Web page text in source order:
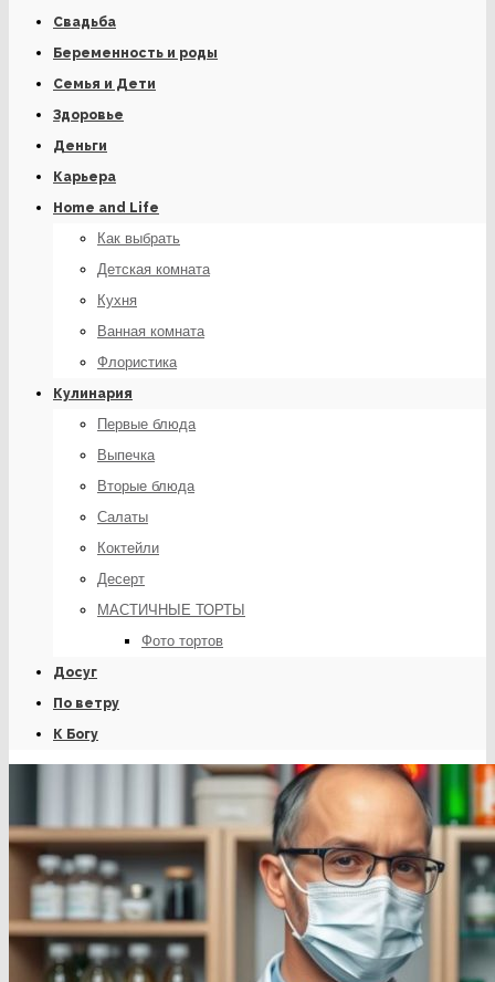
Свадьба
Беременность и роды
Семья и Дети
Здоровье
Деньги
Карьера
Home and Life
Как выбрать
Детская комната
Кухня
Ванная комната
Флористика
Кулинария
Первые блюда
Выпечка
Вторые блюда
Салаты
Коктейли
Десерт
МАСТИЧНЫЕ ТОРТЫ
Фото тортов
Досуг
По ветру
К Богу